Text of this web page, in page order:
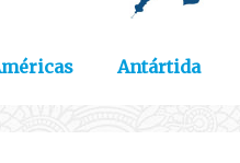
Antártida